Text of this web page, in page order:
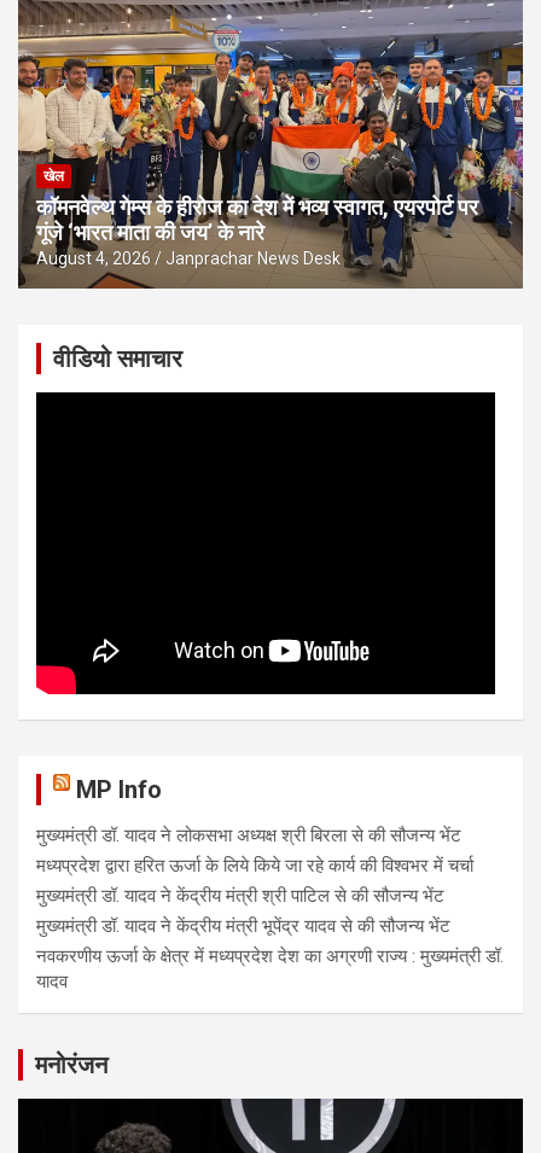
खेल
कॉमनवेल्थ गेम्स के हीरोज का देश में भव्य स्वागत, एयरपोर्ट पर
गूंजे ‘भारत माता की जय’ के नारे
August 4, 2026 Janprachar News Desk
वीडियो समाचार
MP Info
मुख्यमंत्री डॉ. यादव ने लोकसभा अध्यक्ष श्री बिरला से की सौजन्य भेंट
मध्यप्रदेश द्वारा हरित ऊर्जा के लिये किये जा रहे कार्य की विश्वभर में चर्चा
मुख्यमंत्री डॉ. यादव ने केंद्रीय मंत्री श्री पाटिल से की सौजन्य भेंट
मुख्यमंत्री डॉ. यादव ने केंद्रीय मंत्री भूपेंद्र यादव से की सौजन्य भेंट
नवकरणीय ऊर्जा के क्षेत्र में मध्यप्रदेश देश का अग्रणी राज्य : मुख्यमंत्री डॉ.
यादव
मनोरंजन